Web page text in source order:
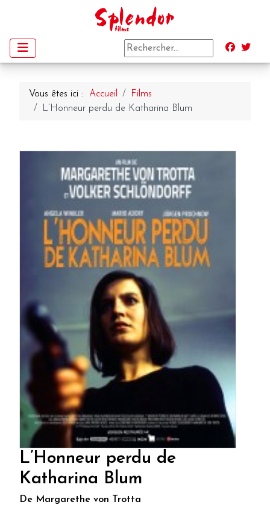
Vous êtes ici : Accueil
Films
L’Honneur perdu de Katharina Blum
L’Honneur perdu de
Katharina Blum
De Margarethe von Trotta